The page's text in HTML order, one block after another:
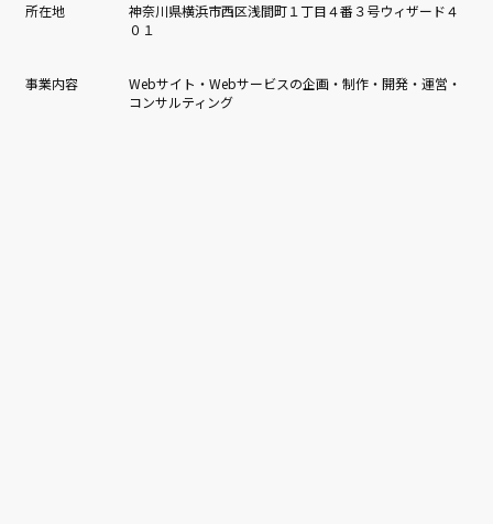
所在地
神奈川県横浜市西区浅間町１丁目４番３号ウィザード４
０１
事業内容
Webサイト・Webサービスの企画・制作・開発・運営・
コンサルティング